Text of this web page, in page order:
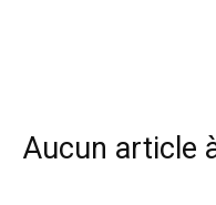
Aucun article